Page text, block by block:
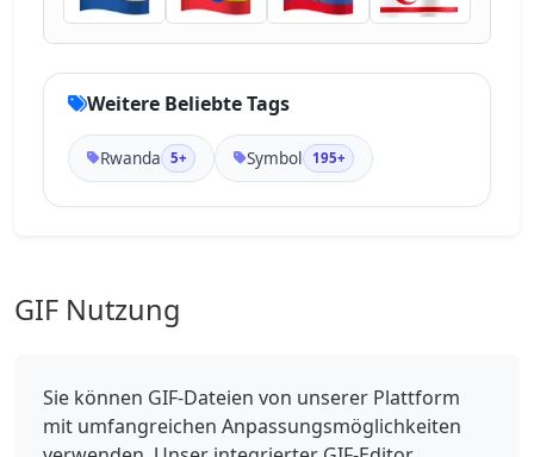
Weitere Beliebte Tags
Rwanda 5+ Symbol 195+
GIF Nutzung
Sie können GIF-Dateien von unserer Plattform
mit umfangreichen Anpassungsmöglichkeiten